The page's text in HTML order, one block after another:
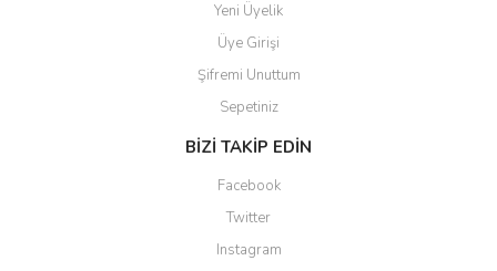
Yeni Üyelik
Üye Girişi
Şifremi Unuttum
Sepetiniz
BİZİ TAKİP EDİN
Facebook
Twitter
Instagram